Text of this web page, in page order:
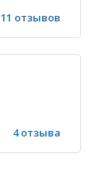
11 отзывов
4 отзыва